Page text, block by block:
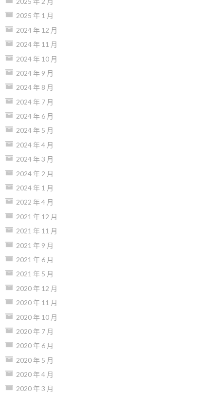
2025 年 1 月
2024 年 12 月
2024 年 11 月
2024 年 10 月
2024 年 9 月
2024 年 8 月
2024 年 7 月
2024 年 6 月
2024 年 5 月
2024 年 4 月
2024 年 3 月
2024 年 2 月
2024 年 1 月
2022 年 4 月
2021 年 12 月
2021 年 11 月
2021 年 9 月
2021 年 6 月
2021 年 5 月
2020 年 12 月
2020 年 11 月
2020 年 10 月
2020 年 7 月
2020 年 6 月
2020 年 5 月
2020 年 4 月
2020 年 3 月